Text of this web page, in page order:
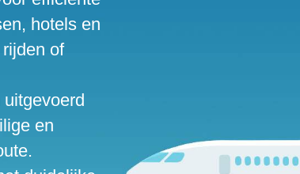
hotels en
of
en